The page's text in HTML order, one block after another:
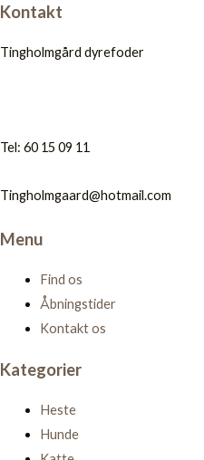
Kontakt
Tingholmgård dyrefoder
Tel: 60 15 09 11
Tingholmgaard@hotmail.com
Menu
Find os
Åbningstider
Kontakt os
Kategorier
Heste
Hunde